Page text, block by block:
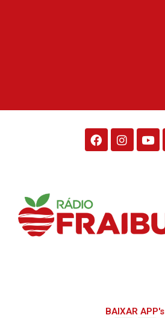
BAIXAR APP's